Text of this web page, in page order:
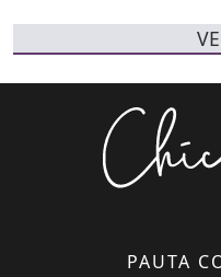
PAUTA